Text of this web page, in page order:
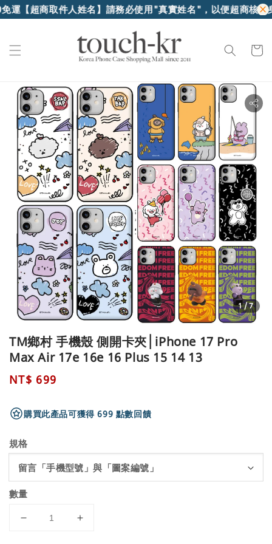
超商取件人姓名】請務必使用"真實姓名"，以便超商核對身份
1/7
TM鄉村 手機殼 側開卡夾│iPhone 17 Pro
Max Air 17e 16e 16 Plus 15 14 13
Regular
NT$ 699
購買此產品可獲得 699 點數回饋
規格
數量